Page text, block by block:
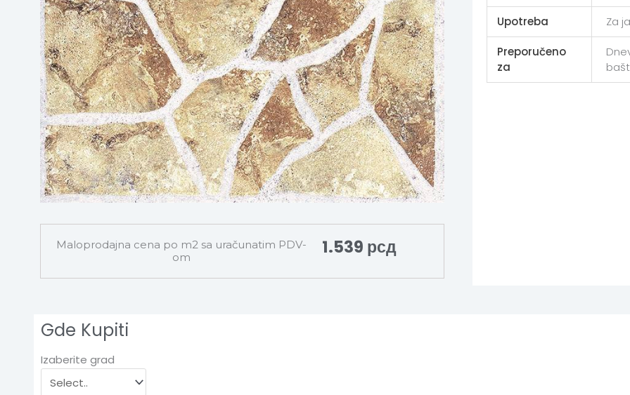
Maloprodajna cena po m2 sa uračunatim PDV-
om
1.539 рсд
Upotreba Za
Preporučeno
za
Gde Kupiti
Izaberite grad